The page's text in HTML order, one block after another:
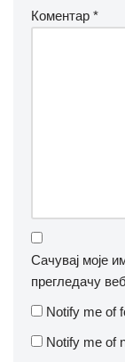
Коментар *
Сачувај моје
прегледачу
Notify me of
Notify me of